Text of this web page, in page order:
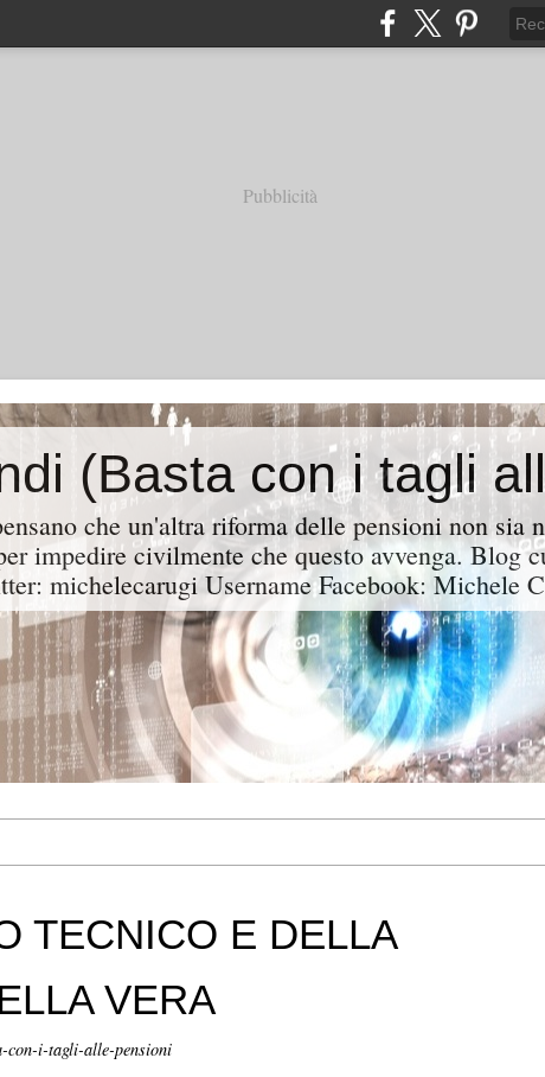
Pubblicità
che un'altra riforma delle pensioni non sia
impedire civilmente che questo avvenga. Blog
michelecarugi Username Facebook: Michele
TECNICO E DELLA
VERA
con-i-tagli-alle-pensioni